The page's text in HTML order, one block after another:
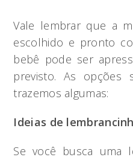
Vale lembrar que a
escolhido e pronto
bebê pode ser
previsto. As opções
trazemos algumas:
Ideias de
Se você busca uma